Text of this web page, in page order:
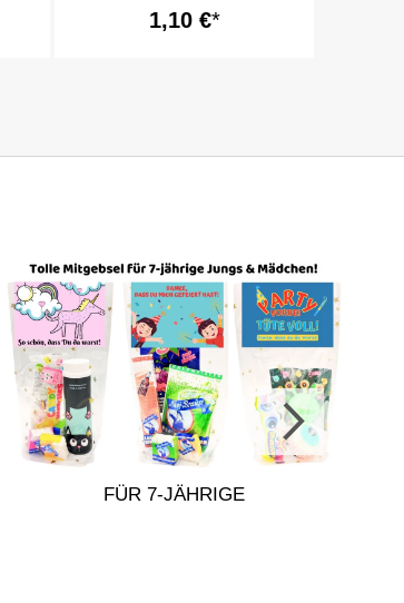
UNICORN ROLLS
1,10 €
FÜR 7-JÄHRIGE